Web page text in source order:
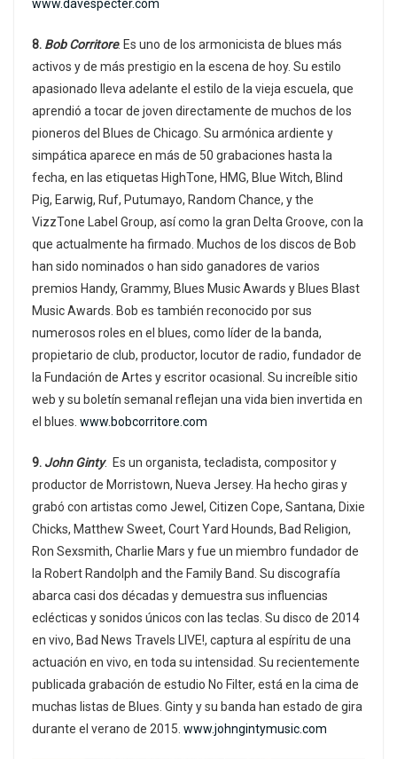
www.davespecter.com
8. Bob Corritore. Es uno de los armonicista de blues más
activos y de más prestigio en la escena de hoy. Su estilo
apasionado lleva adelante el estilo de la vieja escuela, que
aprendió a tocar de joven directamente de muchos de los
pioneros del Blues de Chicago. Su armónica ardiente y
simpática aparece en más de 50 grabaciones hasta la
fecha, en las etiquetas HighTone, HMG, Blue Witch, Blind
Pig, Earwig, Ruf, Putumayo, Random Chance, y the
VizzTone Label Group, así como la gran Delta Groove, con la
que actualmente ha firmado. Muchos de los discos de Bob
han sido nominados o han sido ganadores de varios
premios Handy, Grammy, Blues Music Awards y Blues Blast
Music Awards. Bob es también reconocido por sus
numerosos roles en el blues, como líder de la banda,
propietario de club, productor, locutor de radio, fundador de
la Fundación de Artes y escritor ocasional. Su increíble sitio
web y su boletín semanal reflejan una vida bien invertida en
el blues. www.bobcorritore.com
9. John Ginty. Es un organista, tecladista, compositor y
productor de Morristown, Nueva Jersey. Ha hecho giras y
grabó con artistas como Jewel, Citizen Cope, Santana, Dixie
Chicks, Matthew Sweet, Court Yard Hounds, Bad Religion,
Ron Sexsmith, Charlie Mars y fue un miembro fundador de
la Robert Randolph and the Family Band. Su discografía
abarca casi dos décadas y demuestra sus influencias
eclécticas y sonidos únicos con las teclas. Su disco de 2014
en vivo, Bad News Travels LIVE!, captura al espíritu de una
actuación en vivo, en toda su intensidad. Su recientemente
publicada grabación de estudio No Filter, está en la cima de
muchas listas de Blues. Ginty y su banda han estado de gira
durante el verano de 2015. www.johngintymusic.com